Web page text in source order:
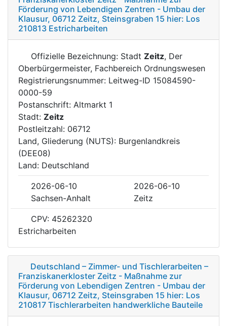
Förderung von Lebendigen Zentren - Umbau der
Klausur, 06712 Zeitz, Steinsgraben 15 hier: Los
210813 Estricharbeiten
Offizielle Bezeichnung: Stadt Zeitz, Der
Oberbürgermeister, Fachbereich Ordnungswesen
Registrierungsnummer: Leitweg-ID 15084590-
0000-59
Postanschrift: Altmarkt 1
Stadt: Zeitz
Postleitzahl: 06712
Land, Gliederung (NUTS): Burgenlandkreis
(DEE08)
Land: Deutschland
2026-06-10
2026-06-10
Sachsen-Anhalt
Zeitz
CPV: 45262320
Estricharbeiten
Deutschland – Zimmer- und Tischlerarbeiten –
Franziskanerkloster Zeitz - Maßnahme zur
Förderung von Lebendigen Zentren - Umbau der
Klausur, 06712 Zeitz, Steinsgraben 15 hier: Los
210817 Tischlerarbeiten handwerkliche Bauteile